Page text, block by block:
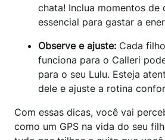
chata! Inclua momentos de
essencial para gastar a
Observe e ajuste: Cada
funciona para o Calleri
para o seu Lulu. Esteja
dele e ajuste a rotina
Com essas dicas, você vai
como um GPS na vida do seu